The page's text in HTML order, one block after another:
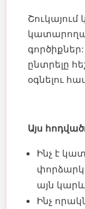
ընտրելը
օգնելու
Այս
Ինչ է
այն
Ինչ